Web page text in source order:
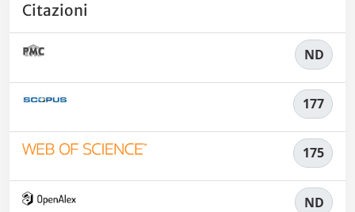
Citazioni
ND
177
175
ND